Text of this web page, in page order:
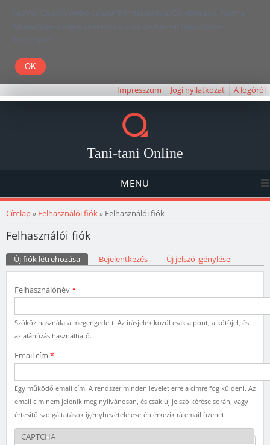
Kedves Olvasó! Weboldalunk böngészésével Ön elfogadja, hogy a
felhasználói élmény javítása céljából cookie-kat használunk.
Köszönjük!
Impresszum Jogi nyilatkozat A logóról
Taní-tani Online
MENU
Jelenlegi hely
Címlap» Felhasználói fiók» Felhasználói fiók
Felhasználói fiók
Elsődleges fülek
Új fiók létrehozása (aktív fül)Bejelentkezés Új jelszó igénylése
Felhasználónév*
Szóköz használata megengedett. Az írásjelek közül csak a pont, a kötőjel, és
az aláhúzás használható.
Email cím *
Egy működő email cím. A rendszer minden levelet erre a címre fog küldeni. Az
email cím nem jelenik meg nyilvánosan, és csak új jelszó kérése során, vagy
értesítő szolgáltatások igénybevétele esetén érkezik rá email üzenet.
CAPTCHA